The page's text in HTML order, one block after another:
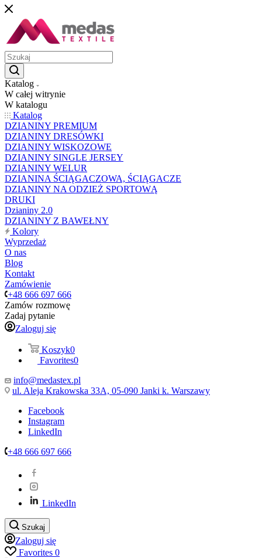
Katalog
W całej witrynie
W katalogu
Katalog
DZIANINY PREMIUM
DZIANINY DRESÓWKI
DZIANINY WISKOZOWE
DZIANINY SINGLE JERSEY
DZIANINY WELUR
DZIANINA ŚCIĄGACZOWA, ŚCIĄGACZE
DZIANINY NA ODZIEŻ SPORTOWĄ
DRUKI
Dzianiny 2.0
DZIANINY Z BAWEŁNY
Kolory
Wyprzedaż
O nas
Blog
Kontakt
Zamówienie
+48 666 697 666
Zamów rozmowę
Zadaj pytanie
Zaloguj się
Koszyk0
Favorites0
info@medastex.pl
ul. Aleja Krakowska 33A, 05-090 Janki k. Warszawy
Facebook
Instagram
LinkedIn
+48 666 697 666
LinkedIn
Szukaj
Zaloguj się
Favorites 0